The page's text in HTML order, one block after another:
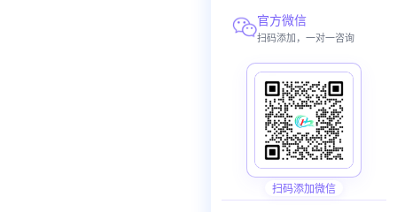
官方微信
扫码添加，一对一咨询
扫码添加微信